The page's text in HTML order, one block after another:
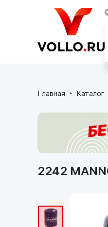
Главная Каталог
2242